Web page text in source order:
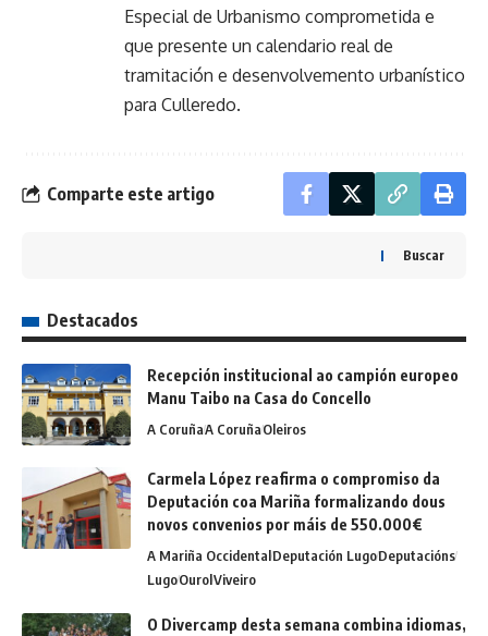
Especial de Urbanismo comprometida e
que presente un calendario real de
tramitación e desenvolvemento urbanístico
para Culleredo.
Comparte este artigo
Buscar
Destacados
Recepción institucional ao campión europeo
Manu Taibo na Casa do Concello
A CoruñaA CoruñaOleiros
Carmela López reafirma o compromiso da
Deputación coa Mariña formalizando dous
novos convenios por máis de 550.000€
A Mariña OccidentalDeputación LugoDeputacións
LugoOurolViveiro
O Divercamp desta semana combina idiomas,